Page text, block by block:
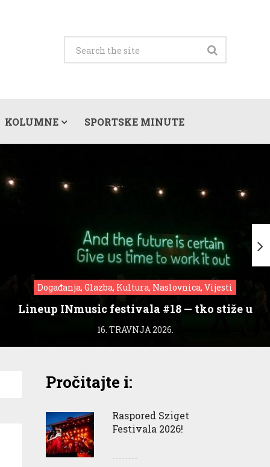
KOLUMNE SPORTSKE MINUTE
Događanja, Glazba, Kultura, Naslovnica, Vijesti
Lineup INmusic festivala #18 — tko stiže u
Zagreb?
16. TRAVNJA 2026.
Pročitajte i:
Raspored Sziget
Festivala 2026!